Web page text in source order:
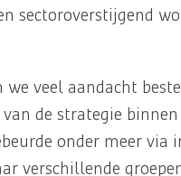
sectoroverstijgend
we veel aandacht
de strategie binnen
onder meer via
verschillende